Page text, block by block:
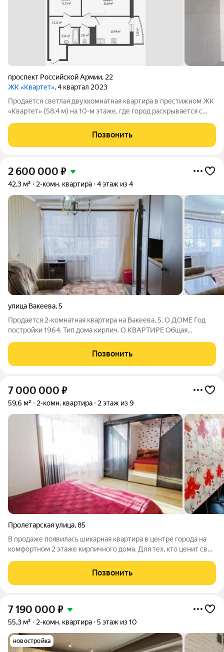
проспект Российской Армии, 22
ЖК «Квартет», 4 квартал 2023
Продаётся светлая двухкомнатная квартира в престижном ЖК
«Квартет» (58,4 м) на 10-м этаже, где город раскрывается с
просторная кухня, две изолированные спальни, два балкона
Позвонить
2 600 000 ₽
42,3 м² 2-комн. квартира 4 этаж из 4
улица Вакеева,5
Продается 2-комнатная квартира на Вакеева, 5. О ДОМЕ Год
постройки 1964. Тип дома кирпич. О КВАРТИРЕ Общая
ремонт. Уже заменили окна, трубы. Санузел совмещенный.
Позвонить
7 000 000 ₽
59,6 м² 2-комн. квартира 2 этаж из 9
Пролетарская улица,85
В продаже появилась шикарная квартира в центре города на
комфортном 2 этаже кирпичного дома. Для тех, кто ценит свое
ценит уединение, закрытый двор с парковочными местами.
Окна выходят на обе
Позвонить
7 190 000 ₽
55,3 м² 2-комн. квартира 5 этаж из 10
новостройка